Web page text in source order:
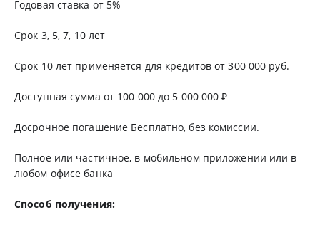
Годовая ставка от 5%
Срок 3, 5, 7, 10 лет
Срок 10 лет применяется для кредитов от 300 000 руб.
Доступная сумма от 100 000 до 5 000 000 ₽
Досрочное погашение Бесплатно, без комиссии.
Полное или частичное, в мобильном приложении или в
любом офисе банка
Способ получения: